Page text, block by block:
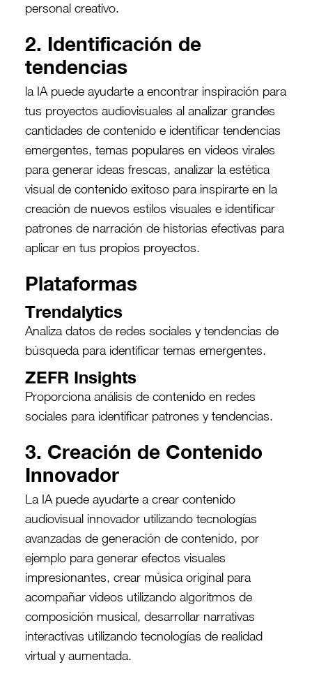
personal creativo.
2. Identificación de
tendencias
la IA puede ayudarte a encontrar inspiración para
tus proyectos audiovisuales al analizar grandes
cantidades de contenido e identificar tendencias
emergentes, temas populares en videos virales
para generar ideas frescas, analizar la estética
visual de contenido exitoso para inspirarte en la
creación de nuevos estilos visuales e identificar
patrones de narración de historias efectivas para
aplicar en tus propios proyectos.
Plataformas
Trendalytics
Analiza datos de redes sociales y tendencias de
búsqueda para identificar temas emergentes.
ZEFR Insights
Proporciona análisis de contenido en redes
sociales para identificar patrones y tendencias.
3. Creación de Contenido
Innovador
La IA puede ayudarte a crear contenido
audiovisual innovador utilizando tecnologías
avanzadas de generación de contenido, por
ejemplo para generar efectos visuales
impresionantes, crear música original para
acompañar videos utilizando algoritmos de
composición musical, desarrollar narrativas
interactivas utilizando tecnologías de realidad
virtual y aumentada.